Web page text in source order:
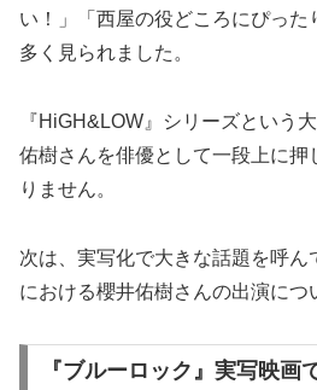
い！」「西屋の役どころにぴった
多く見られました。
『HiGH&LOW』シリーズという
佑樹さんを俳優として一段上に押
りません。
次は、実写化で大きな話題を呼ん
における櫻井佑樹さんの出演につ
『ブルーロック』実写映画